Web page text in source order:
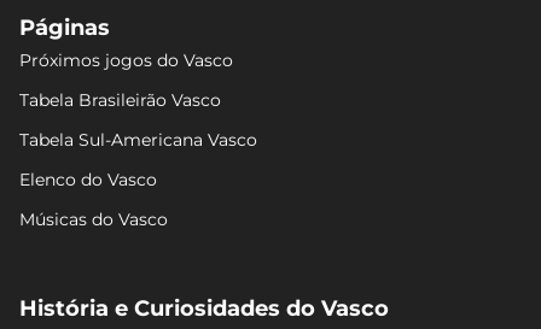
Páginas
Próximos jogos do Vasco
Tabela Brasileirão Vasco
Tabela Sul-Americana Vasco
Elenco do Vasco
Músicas do Vasco
História e Curiosidades do Vasco